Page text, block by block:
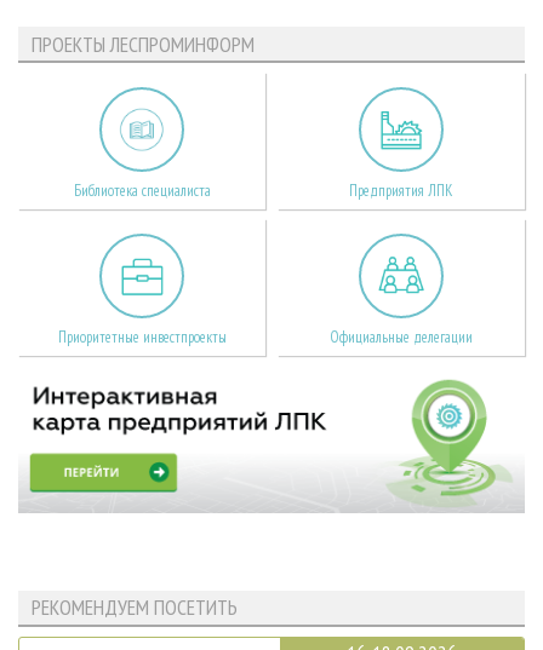
ПРОЕКТЫ ЛЕСПРОМИНФОРМ
Библиотека специалиста Предприятия ЛПК
Приоритетные инвестпроекты Официальные делегации
РЕКОМЕНДУЕМ ПОСЕТИТЬ